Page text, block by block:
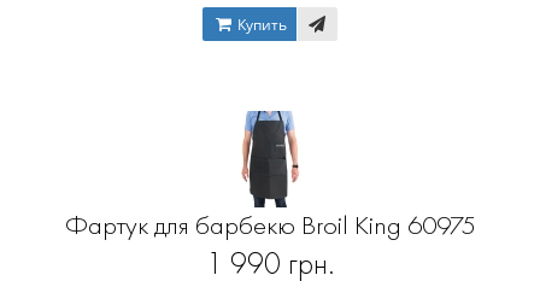
Купить
Фартук для барбекю Broil King 60975
1 990 грн.